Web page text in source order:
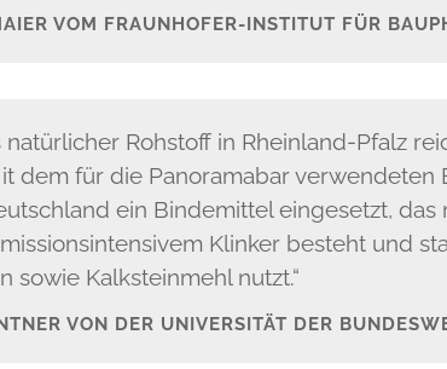
VOM FRAUNHOFER-INSTITUT FÜR
natürlicher Rohstoff in Rheinland-Pfalz
dem für die Panoramabar verwendeten
ein Bindemittel eingesetzt, das
Klinker besteht und
sowie Kalksteinmehl nutzt.“
VON DER UNIVERSITÄT DER